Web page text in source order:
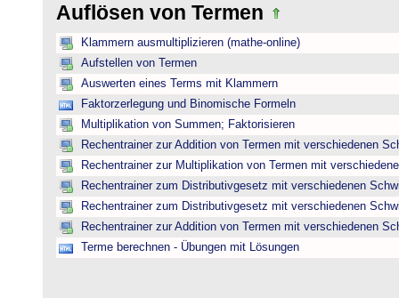
Auflösen von Termen
Klammern ausmultiplizieren (mathe-online)
Aufstellen von Termen
Auswerten eines Terms mit Klammern
Faktorzerlegung und Binomische Formeln
Multiplikation von Summen; Faktorisieren
Rechentrainer zur Addition von Termen mit verschiedenen
Rechentrainer zur Multiplikation von Termen mit
Rechentrainer zum Distributivgesetz mit verschiedenen
Rechentrainer zum Distributivgesetz mit verschiedenen
Rechentrainer zur Addition von Termen mit verschiedenen
Terme berechnen - Übungen mit Lösungen